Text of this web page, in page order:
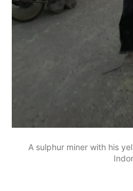
A sulphur miner with his